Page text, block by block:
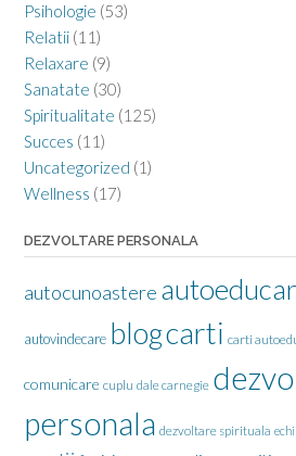
Psihologie (53)
Relatii (11)
Relaxare (9)
Sanatate (30)
Spiritualitate (125)
Succes (11)
Uncategorized (1)
Wellness (17)
DEZVOLTARE PERSONALA
autocunoastere
autovindecare blogcarti carti
comunicare cuplu dale carnegie
personala dezvoltare spirituala